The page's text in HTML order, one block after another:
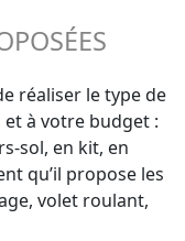
réaliser le type de
à votre budget :
sol, en kit, en
qu’il propose les
volet roulant,